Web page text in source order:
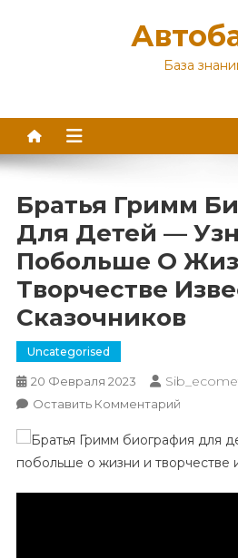
База
Братья Гримм
Для Детей —
Побольше О
Творчестве
Сказочников
Uncategorised
20 Февраля 2023
Оставить КомментарийК
Гримм